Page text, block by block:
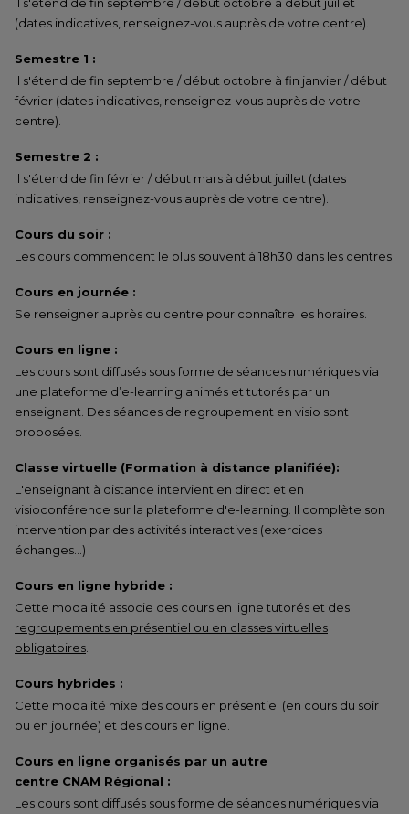
(dates indicatives, renseignez-vous auprès de votre centre).
Semestre 1 :
Il s'étend de fin septembre / début octobre à fin janvier / début
février (dates indicatives, renseignez-vous auprès de votre
centre).
Semestre 2 :
Il s'étend de fin février / début mars à début juillet (dates
indicatives, renseignez-vous auprès de votre centre).
Cours du soir :
Les cours commencent le plus souvent à 18h30 dans les centres.
Cours en journée :
Se renseigner auprès du centre pour connaître les horaires.
Cours en ligne :
Les cours sont diffusés sous forme de séances numériques via
une plateforme d’e-learning animés et tutorés par un
enseignant. Des séances de regroupement en visio sont
proposées.
Classe virtuelle (Formation à distance planifiée):
L'enseignant à distance intervient en direct et en
visioconférence sur la plateforme d'e-learning. Il complète son
intervention par des activités interactives (exercices
échanges…)
Cours en ligne hybride :
Cette modalité associe des cours en ligne tutorés et des
regroupements en présentiel ou en classes virtuelles
obligatoires
Cours hybrides :
Cette modalité mixe des cours en présentiel (en cours du soir
ou en journée) et des cours en ligne.
Cours en ligne organisés par un autre
centre CNAM Régional :
Les cours sont diffusés sous forme de séances numériques via